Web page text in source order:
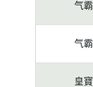
气霸
气霸
皇寶